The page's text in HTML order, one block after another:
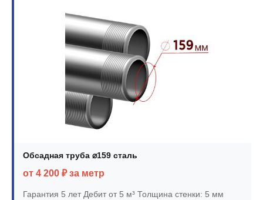
Обсадная труба ⌀159 сталь
от 4 200 ₽ за метр
Гарантия 5 летДебит от 5 м³ Толщина стенки: 5 мм